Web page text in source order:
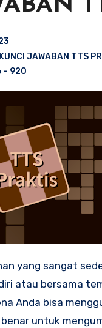
JAWABAN TTS
920
yang sangat
atau bersama
Anda bisa
untuk